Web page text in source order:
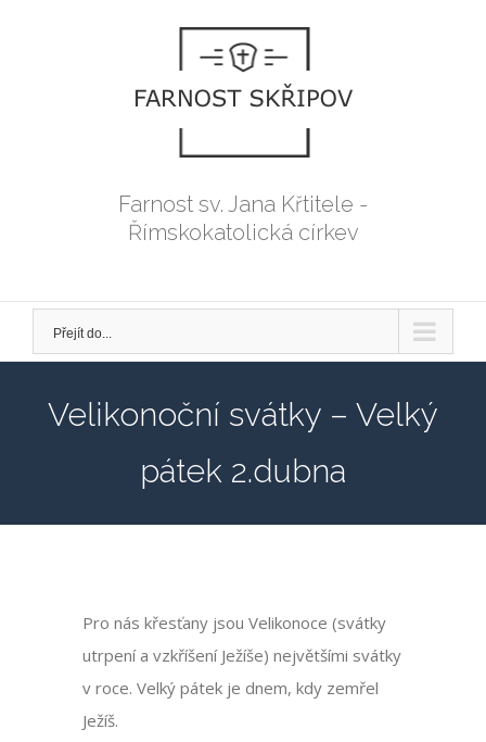
Farnost sv. Jana Křtitele -
Římskokatolická církev
Přejít do...
Velikonoční svátky – Velký
pátek 2.dubna
Pro nás křesťany jsou Velikonoce (svátky
utrpení a vzkříšení Ježíše) největšími svátky
v roce. Velký pátek je dnem, kdy zemřel
Ježíš.